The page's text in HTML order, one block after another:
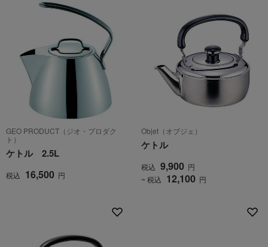
GEO PRODUCT（ジオ・プロダク
ト）
ケトル 2.5L
税込 16,500 円
Objet（オブジェ）
ケトル
税込 9,900 円
~ 税込 12,100 円